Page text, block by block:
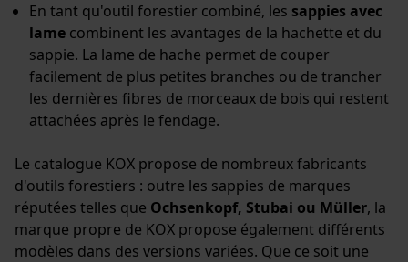
En tant qu'outil forestier combiné, les sappies avec
lame combinent les avantages de la hachette et du
sappie. La lame de hache permet de couper
facilement de plus petites branches ou de trancher
les dernières fibres de morceaux de bois qui restent
attachées après le fendage.
Le catalogue KOX propose de nombreux fabricants
d'outils forestiers : outre les sappies de marques
réputées telles que Ochsenkopf, Stubai ou Müller, la
marque propre de KOX propose également différents
modèles dans des versions variées. Que ce soit une
Cookies de performance et de
fonctionnalité
Loop54 Personalization
Page d'accueil personnalisée
Panier sauvegardé
Salutation personnelle